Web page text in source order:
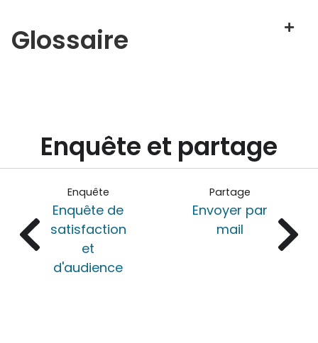
Glossaire
Enquête et partage
Enquête
Enquête de
satisfaction
et
d'audience
Partage
Envoyer par
mail